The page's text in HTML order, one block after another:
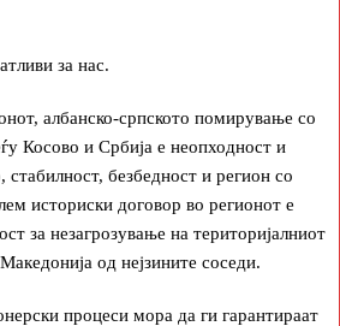
за нас.
албанско-српското помирување со
Косово и Србија е неопходност и
безбедност и регион со
историски договор во регионот е
за незагрозување на територијалниот
од нејзините соседи.
процеси мора да ги гарантираат